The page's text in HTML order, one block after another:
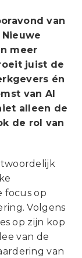
van
meer
juist de
én
van AI
alleen de
de rol van
focus op
Volgens
op zijn kop
van de
van